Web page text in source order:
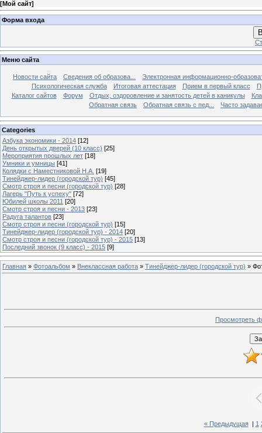
[Мой сайт]
Форма входа
Меню сайта
Новости сайта Сведения об образова...
Электронная информационно-
Психологическая служба
Итоговая аттестация Прием в первый класс
Каталог сайтов
Форум Отдых, оздоровление и занятость детей в каникулы
Обратная связь
Обратная связь с пед... Часто
Categories
Азбука экономики - 2014 [12]
День открытых дверей (10 класс) [25]
Мероприятия прошлых лет [18]
Умники и умницы [41]
Колядки с Наместниковой Н.А. [19]
Тинейджер-лидер (городской тур) [45]
Смотр строя и песни (городской тур) [28]
Лагерь "Путь к успеху" [72]
Юбилей школы 2011 [20]
Смотр строя и песни - 2013 [23]
Радуга талантов [23]
Смотр строя и песни (городской тур) [15]
Тинейджер-лидер (городской тур) - 2014 [20]
Смотр строя и песни (городской тур) - 2015 [13]
Последний звонок (9 класс) - 2015 [9]
Главная » Фотоальбом » Внеклассная работа » Тинейджер-лидер (городской тур) »
Просмотреть
« Предыдущая| 1